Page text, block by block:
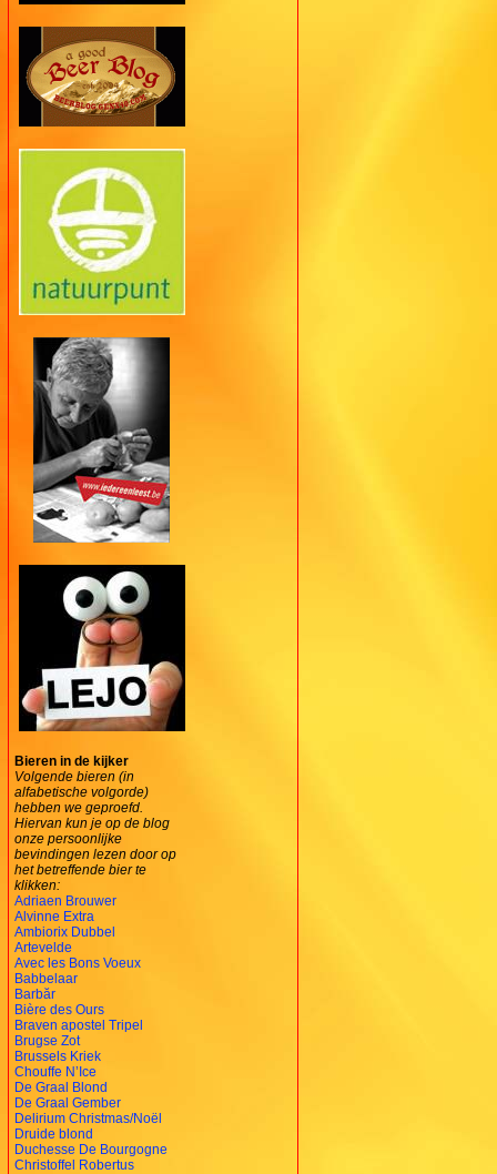
Bieren in de kijker
Volgende bieren (in
alfabetische volgorde)
hebben we geproefd.
Hiervan kun je op de blog
onze persoonlijke
bevindingen lezen door op
het betreffende bier te
klikken:
Adriaen Brouwer
Alvinne Extra
Ambiorix Dubbel
Artevelde
Avec les Bons Voeux
Babbelaar
Barbăr
Bière des Ours
Braven apostel Tripel
Brugse Zot
Brussels Kriek
Chouffe N’Ice
De Graal Blond
De Graal Gember
Delirium Christmas/Noël
Druide blond
Duchesse De Bourgogne
Christoffel Robertus